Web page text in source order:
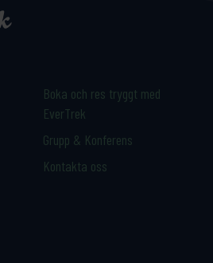
Boka och res tryggt med
EverTrek
Grupp & Konferens
Kontakta oss